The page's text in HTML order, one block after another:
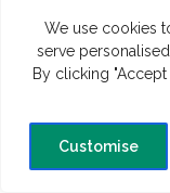
We use cookies
serve
By clicking
Customise
Har du